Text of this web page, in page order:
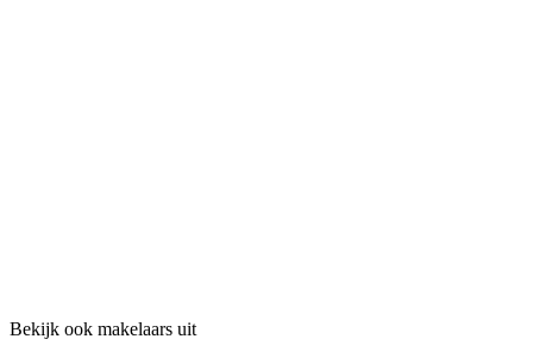
Bekijk ook makelaars uit